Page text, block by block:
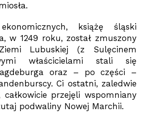
książę śląski
w 1249 roku, został zmuszony
Lubuskiej (z Sulęcinem
właścicielami stali się
oraz – po części –
Ci ostatni, zaledwie
przejęli wspomniany
podwaliny Nowej Marchii.